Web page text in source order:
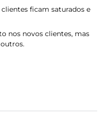
ficam saturados e
nos novos clientes, mas